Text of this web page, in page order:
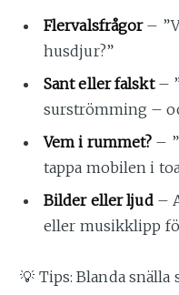
Flervalsfrågor–
husdjur?”
Sant eller falskt–
surströmming –
Vem i rummet? –
tappa mobilen i
Bilder eller ljud–
eller musikklipp
💡 Tips: Blanda